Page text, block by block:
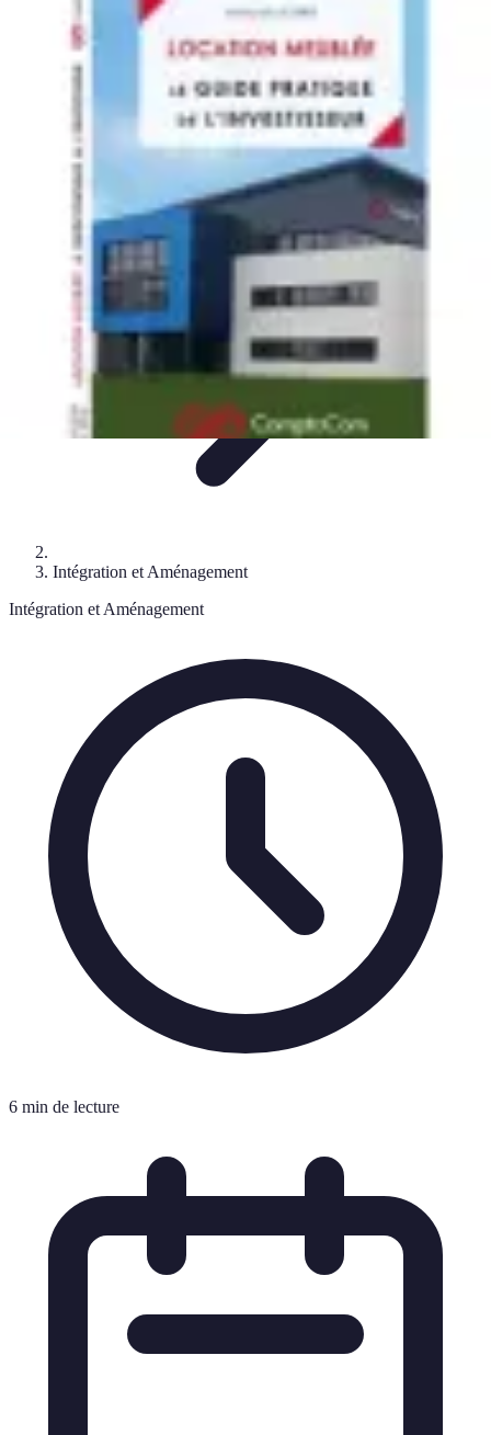
Mobilier Pratique
Rangement Aménagement intérieurBureauAménagement de
Mobilier Multifonctions
Mobilier Pratique
Intégration et Aménagement
Intégration et Aménagement
6 min de lecture